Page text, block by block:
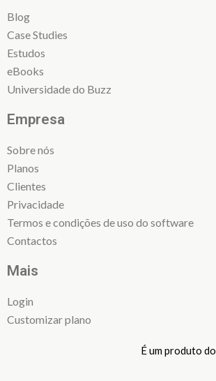
Blog
Case Studies
Estudos
eBooks
Universidade do Buzz
Empresa
Sobre nós
Planos
Clientes
Privacidade
Termos e condições de uso do software
Contactos
Mais
Login
Customizar plano
É um produto do